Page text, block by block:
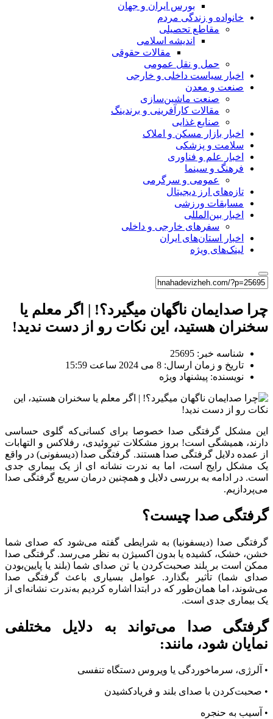
بورس ایران و جهان
خانواده و زندگی مردم
مقاطع تحصیلی
اندیشه اسلامی
مقالات حقوقی
حمل و نقل عمومی
اخبار سیاست داخلی و خارجی
صنعت و معدن
صنعت ماشین‌سازی
مقالات کارآفرینی و برندینگ
صنایع غذایی
اخبار بازار مسکن و املاک
سلامت و پزشکی
اخبار علم و فناوری
فرهنگ و سینما
عمومی و سرگرمی
تازه‌های ارز دیجیتال
مسابقات ورزشی
اخبار بین‌المللی
سفرهای خارجی و داخلی
اخبار استان‌های ایران
لینک‌های ویژه
چرا صدایمان ناگهان میگیرد؟! | اگر معلم یا
سخنران هستید، این نکات رو از دست ندید!
شناسه خبر: 25695
تاریخ و زمان ارسال: 8 می 2024 ساعت 15:59
نویسنده: پیشنهاد ویژه
این مشکل گرفتگی صدا خصوصا برای کسانی‌که گلوی حساسی
دارند، همیشگی است! بروز مشکلات تیروئیدی، رفلاکس و التهابات
از عمده دلایل گرفتگی صدا هستند. گرفتگی صدا (دیسفونی) در واقع
یک مشکل رایج است، اما به ندرت نشانه ای از یک بیماری جدی
است. در ادامه به بررسی دلایل و همچنین درمان سریع گرفتگی صدا
می‌پردازیم.
گرفتگی صدا چیست؟
گرفتگی صدا (دیسفونیا) به شرایطی گفته می‌شود که صدای شما
خشن، خشک، کشیده یا بدون اکسیژن به نظر می‌رسد. گرفتگی صدا
ممکن است بر بلند صحبت‌کردن یا تن صدای شما (بلند یا پایین‌بودن
صدای شما) تأثیر بگذارد. عوامل بسیاری باعث گرفتگی صدا
می‌شوند، اما همان‌طور که در ابتدا اشاره کردیم به‌ندرت نشانه‌ای از
یک بیماری جدی است.
گرفتگی صدا می‌تواند به دلایل مختلفی
نمایان شود، مانند:
• آلرژی، سرماخوردگی یا ویروس دستگاه تنفسی
• صحبت‌کردن با صدای بلند و فریادکشیدن
• آسیب به حنجره